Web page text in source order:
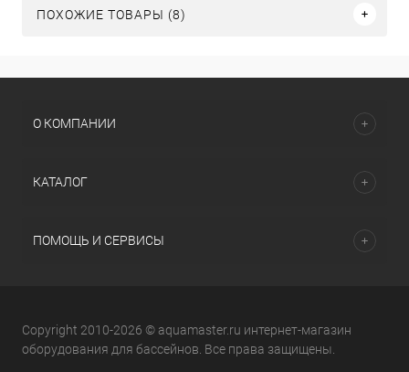
ПОХОЖИЕ ТОВАРЫ (8)
О КОМПАНИИ
КАТАЛОГ
ПОМОЩЬ И СЕРВИСЫ
Copyright 2010-2026 © aquamaster.ru интернет-магазин
оборудования для бассейнов. Все права защищены.